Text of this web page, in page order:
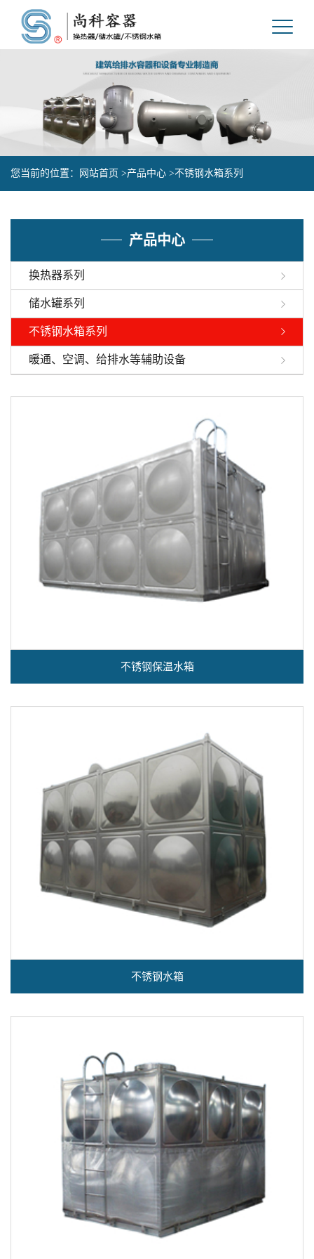
您当前的位置： 网站首页 >产品中心 >不锈钢水箱系列
产品中心
换热器系列
储水罐系列
不锈钢水箱系列
暖通、空调、给排水等辅助设备
不锈钢保温水箱
不锈钢水箱